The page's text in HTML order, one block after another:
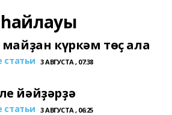
майҙан күркәм төҫ ала
3 АВГУСТА , 07:38
йәйҙәрҙә
3 АВГУСТА , 06:25